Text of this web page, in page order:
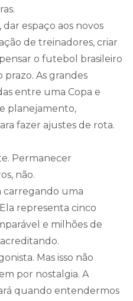
dar espaço aos novos
de treinadores, criar
o futebol brasileiro
As grandes
entre uma Copa e
planejamento,
fazer ajustes de rota.
Permanecer
não.
carregando uma
representa cinco
e milhões de
Mas isso não
por nostalgia. A
quando entendermos